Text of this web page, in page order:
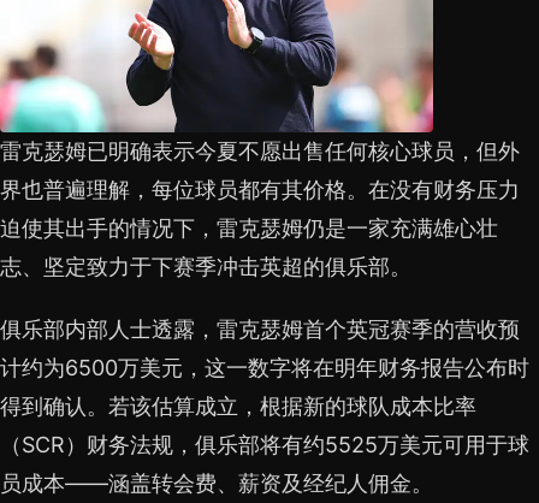
雷克瑟姆已明确表示今夏不愿出售任何核心球员，但外
界也普遍理解，每位球员都有其价格。在没有财务压力
迫使其出手的情况下，雷克瑟姆仍是一家充满雄心壮
志、坚定致力于下赛季冲击英超的俱乐部。
俱乐部内部人士透露，雷克瑟姆首个英冠赛季的营收预
计约为6500万美元，这一数字将在明年财务报告公布时
得到确认。若该估算成立，根据新的球队成本比率
（SCR）财务法规，俱乐部将有约5525万美元可用于球
员成本——涵盖转会费、薪资及经纪人佣金。